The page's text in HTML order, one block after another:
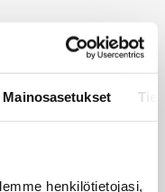
Mainosasetukset
henkilötietojasi,
riippuvuuden
voisi testata